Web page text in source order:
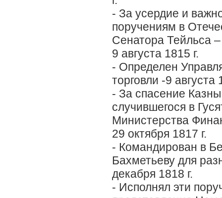
- За усердие и
поручениям в
Сенатора Тейльса –
9 августа 1815 г.
- Определен
торговли -9 августа
- За спасение
случившегося в
Министерства
29 октября 1817 г.
- Командирован в
Бахметьеву для
декабря 1818 г.
- Исполнял эти